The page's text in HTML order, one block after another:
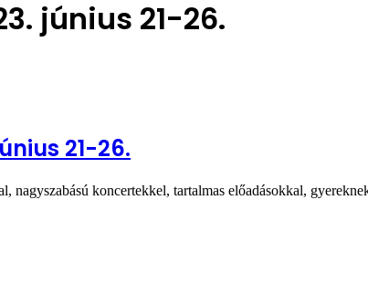
június 21-26.
21-26.
nagyszabású koncertekkel, tartalmas előadásokkal,